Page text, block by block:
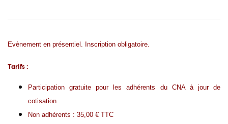
Evènement en présentiel. Inscription obligatoire.
Tarifs :
Participation gratuite pour les adhérents du CNA à jour de
cotisation
Non adhérents : 35,00 € TTC